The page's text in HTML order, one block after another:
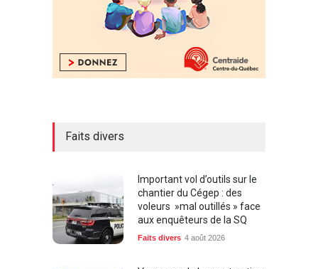
Faits divers
Important vol d’outils sur le
chantier du Cégep : des
voleurs »mal outillés » face
aux enquêteurs de la SQ
Faits divers 4 août 2026